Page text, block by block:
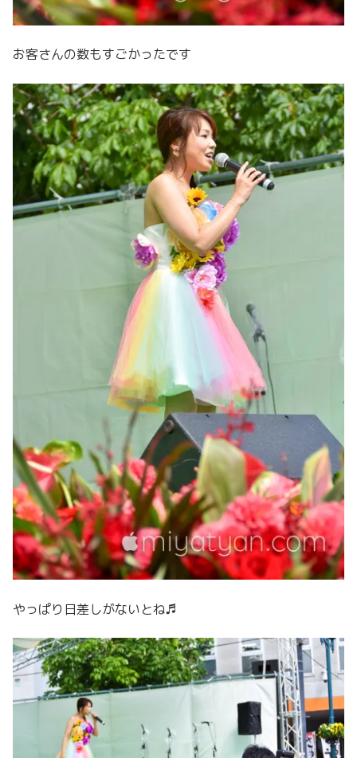
お客さんの数もすごかったです
やっぱり日差しがないとね♬